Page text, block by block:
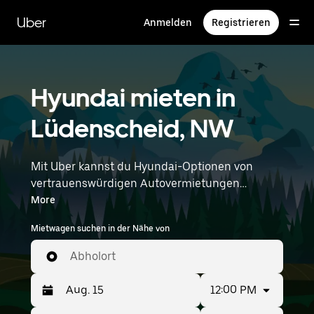
zum
Hauptinhalt
Uber Anmelden Registrieren
Hyundai mieten in
Lüdenscheid, NW
Mit Uber kannst du Hyundai-Optionen von
vertrauenswürdigen Autovermietungen
durchstöbern. Finde den richtigen Leihwagen
von Hyundai für Besorgungen, Roadtrips oder
tägliche Fahrten. Egal, ob du Preis, Größe oder
Stil priorisierst: Hier findest du Optionen, die
deinen Wünschen entsprechen. Gib deine Zeit-
und Standortangaben (z. B. Dortmund Airport)
ein, um Hyundai-Vermietungen in deiner Nähe
More
Mietwagen suchen in der Nähe von
Abholort
12:00 PM